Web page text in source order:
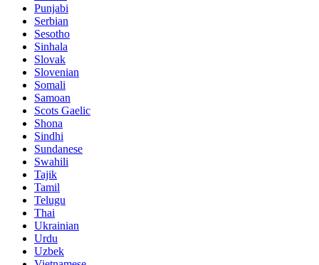
Punjabi
Serbian
Sesotho
Sinhala
Slovak
Slovenian
Somali
Samoan
Scots Gaelic
Shona
Sindhi
Sundanese
Swahili
Tajik
Tamil
Telugu
Thai
Ukrainian
Urdu
Uzbek